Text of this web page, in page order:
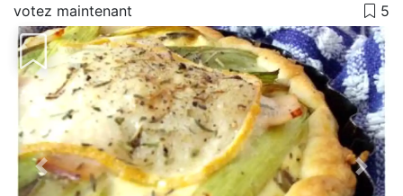
votez maintenant
Précédent